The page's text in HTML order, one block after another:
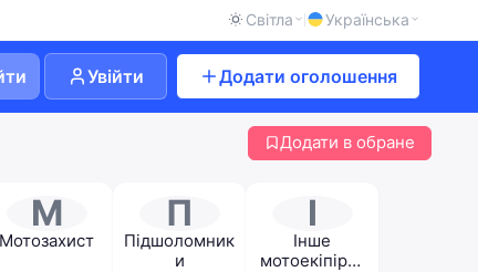
Світла Українська
Увійти Додати оголошення
Додати в обране
М
Мотозахист
П
Підшоломник
и
І
Інше
мотоекіпірув